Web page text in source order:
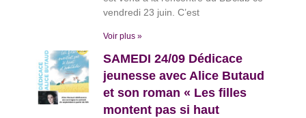
vendredi 23 juin. C’est
Voir plus »
SAMEDI 24/09 Dédicace
jeunesse avec Alice Butaud
et son roman « Les filles
montent pas si haut